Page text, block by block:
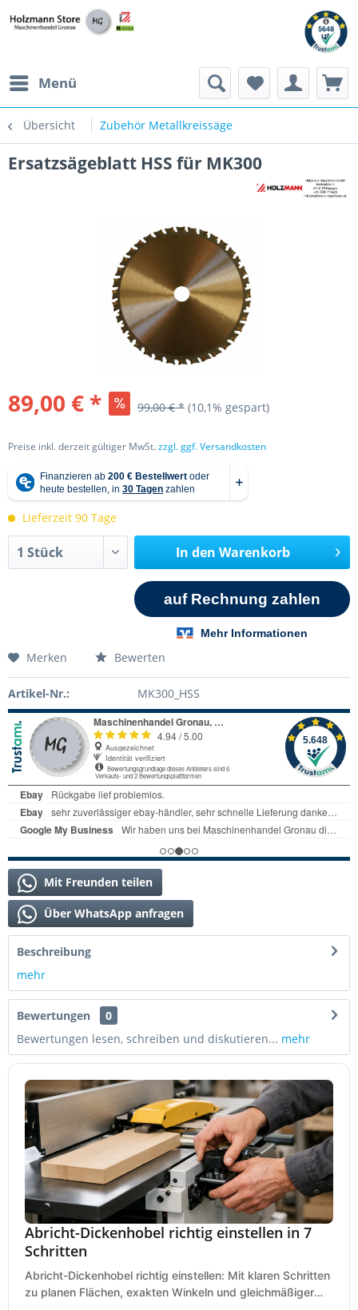
Menü
Übersicht Zubehör Metallkreissäge
Ersatzsägeblatt HSS für MK300
89,00 € * 99,00 € * (10,1% gespart)
Preise inkl. derzeit gültiger MwSt.zzgl. ggf. Versandkosten
Lieferzeit 90 Tage
In den Warenkorb
Merken Bewerten
Artikel-Nr.: MK300_HSS
Mit Freunden teilen
Über WhatsApp anfragen
Beschreibung
mehr
Bewertungen
0
Bewertungen lesen, schreiben und diskutieren... mehr
Abricht-Dickenhobel richtig einstellen in 7
Schritten
Abricht-Dickenhobel richtig einstellen: Mit klaren Schritten
zu planen Flächen, exakten Winkeln und gleichmäßiger